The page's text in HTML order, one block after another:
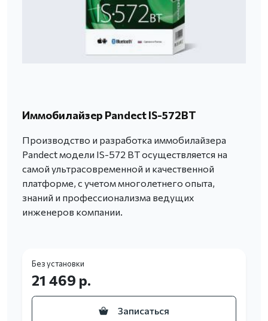
Иммобилайзер Pandect IS-572BT
Производство и разработка иммобилайзера
Pandect модели IS-572 BT осуществляется на
самой ультрасовременной и качественной
платформе, с учетом многолетнего опыта,
знаний и профессионализма ведущих
инженеров компании.
Без установки
21 469 р.
Записаться